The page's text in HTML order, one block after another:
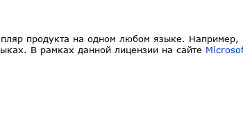
продукта на одном любом языке. Например,
В рамках данной лицензии на сайте